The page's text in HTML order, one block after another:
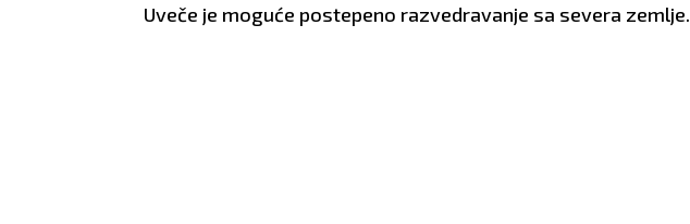
Uveče je moguće postepeno razvedravanje sa severa zemlje.